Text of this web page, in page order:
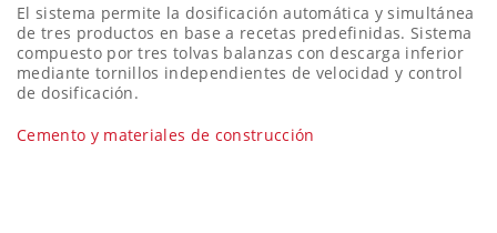
El sistema permite la dosificación automática y simultánea
de tres productos en base a recetas predefinidas. Sistema
compuesto por tres tolvas balanzas con descarga inferior
mediante tornillos independientes de velocidad y control
de dosificación.
Cemento y materiales de construcción